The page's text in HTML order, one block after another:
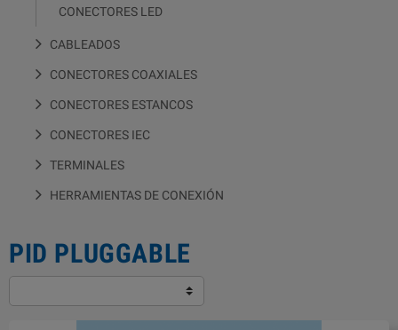
CONECTORES LED
CABLEADOS
CONECTORES COAXIALES
CONECTORES ESTANCOS
CONECTORES IEC
TERMINALES
HERRAMIENTAS DE CONEXIÓN
PID PLUGGABLE